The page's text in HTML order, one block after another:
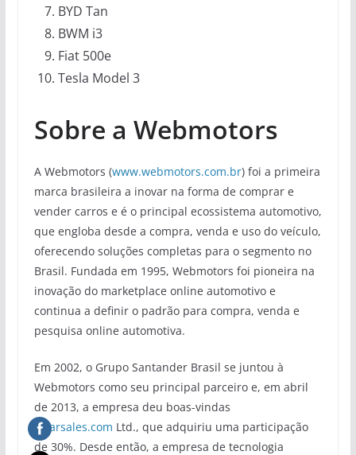
BYD Tan
BWM i3
Fiat 500e
Tesla Model 3
Sobre a Webmotors
A Webmotors (www.webmotors.com.br) foi a primeira
marca brasileira a inovar na forma de comprar e
vender carros e é o principal ecossistema automotivo,
que engloba desde a compra, venda e uso do veículo,
oferecendo soluções completas para o segmento no
Brasil. Fundada em 1995, Webmotors foi pioneira na
inovação do marketplace online automotivo e
continua a definir o padrão para compra, venda e
pesquisa online automotiva.
Em 2002, o Grupo Santander Brasil se juntou à
Webmotors como seu principal parceiro e, em abril
de 2013, a empresa deu boas-vindas
à carsales.com Ltd., que adquiriu uma participação
de 30%. Desde então, a empresa de tecnologia